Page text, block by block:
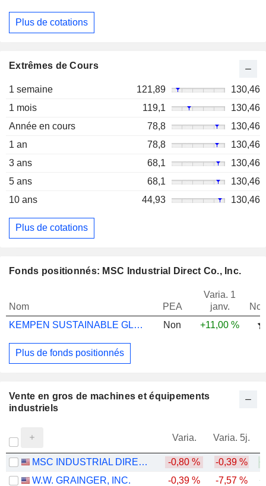
Plus de cotations
Extrêmes de Cours
1 semaine 121,89
130,46
1 mois
119,1
130,46
Année en cours
78,8
130,46
1 an
78,8
130,46
3 ans
68,1
130,46
5 ans
68,1
130,46
10 ans
44,93 130,46
Plus de cotations
Fonds positionnés: MSC Industrial Direct Co., Inc.
Nom PEA
Varia. 1
janv.
KEMPEN SUSTAINABLE GLOBAL HIGH DVD N
Non +11,00 %
Plus de fonds positionnés
Vente en gros de machines et équipements
industriels
Varia. Varia. 5j.
MSC INDUSTRIAL DIRECT CO., INC. -0,80 % -0,39 %
W.W. GRAINGER, INC.
-0,39 % -7,57 %